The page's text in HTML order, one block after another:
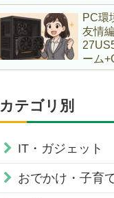
で購
PC環
友情
ーム
カテゴリ別
IT・ガジェット
おでかけ・子育